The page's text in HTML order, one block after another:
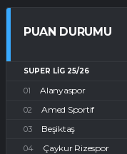
PUAN DURUMU
SUPER LIG 25/26
Alanyaspor
Amed Sportif
Beşiktaş
Çaykur Rizespor